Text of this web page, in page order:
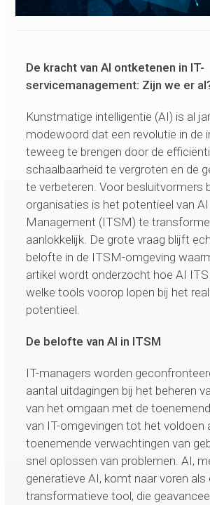
De kracht van AI ontketenen in IT-
servicemanagement: Zijn we er
Kunstmatige intelligentie (AI) is al
modewoord dat een revolutie in de
teweeg te brengen door de
schaalbaarheid te vergroten en de
te verbeteren. Voor besluitvormers
organisaties is het potentieel van
Management (ITSM) te
aanlokkelijk. De grote vraag blijft
belofte in de ITSM-omgeving
artikel wordt onderzocht hoe AI
welke tools voorop lopen bij het
potentieel.
De belofte van AI in ITSM
IT-managers worden
aantal uitdagingen bij het beheren
van het omgaan met de
van IT-omgevingen tot het voldoen
toenemende verwachtingen van
snel oplossen van problemen. AI,
generatieve AI, komt naar voren als
transformatieve tool, die